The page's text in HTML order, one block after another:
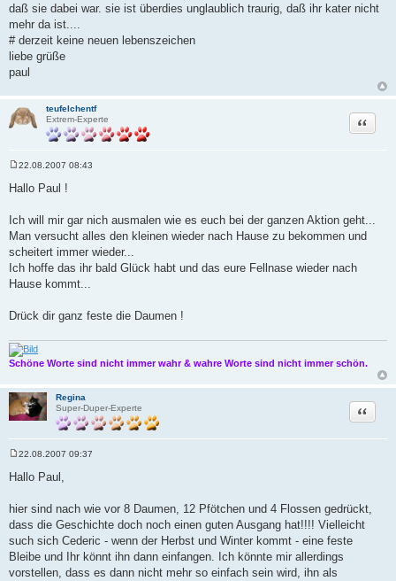
daß sie dabei war. sie ist überdies unglaublich traurig, daß ihr kater nicht
mehr da ist....
# derzeit keine neuen lebenszeichen
liebe grüße
paul
teufelchentf
Extrem-Experte
Zitat
e
i
r
a
g
22.08.2007 08:43
Hallo Paul !
Ich will mir gar nich ausmalen wie es euch bei der ganzen Aktion geht...
Man versucht alles den kleinen wieder nach Hause zu bekommen und
scheitert immer wieder...
Ich hoffe das ihr bald Glück habt und das eure Fellnase wieder nach
Hause kommt...
Drück dir ganz feste die Daumen !
Schöne Worte sind nicht immer wahr & wahre Worte sind nicht immer schön.
Regina
Super-Duper-Experte
Zitat
e
i
r
a
g
22.08.2007 09:37
Hallo Paul,
hier sind nach wie vor 8 Daumen, 12 Pfötchen und 4 Flossen gedrückt,
dass die Geschichte doch noch einen guten Ausgang hat!!!! Vielleicht
such sich Cederic - wenn der Herbst und Winter kommt - eine feste
Bleibe und Ihr könnt ihn dann einfangen. Ich könnte mir allerdings
vorstellen, dass es dann nicht mehr so einfach sein wird, ihn als